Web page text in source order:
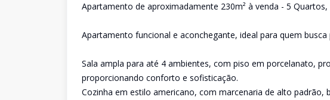
Apartamento de aproximadamente 230m² à venda - 5
Apartamento funcional e aconchegante, ideal para quem
Sala ampla para até 4 ambientes, com piso em porcelanato,
proporcionando conforto e sofisticação.
Cozinha em estilo americano, com marcenaria de alto padrão,